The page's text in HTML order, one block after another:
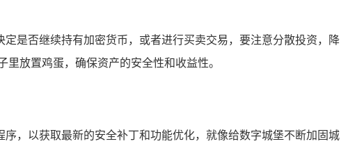
是否继续持有加密货币，或者进行买卖交易，要注意分散投资，降
放置鸡蛋，确保资产的安全性和收益性。
，以获取最新的安全补丁和功能优化，就像给数字城堡不断加固城